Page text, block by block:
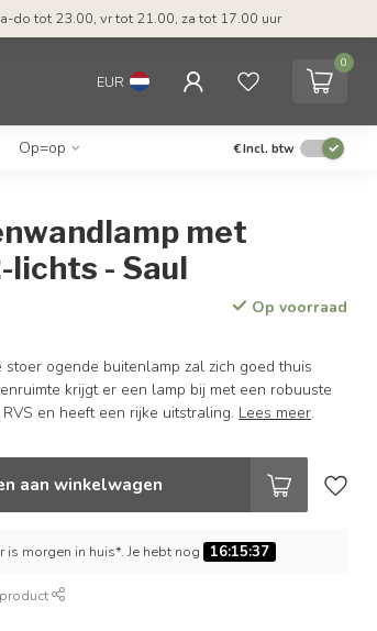
do tot 23.00, vr tot 21.00, za tot 17.00 uur
EUR
0
Op=op €Incl. btw
met
lichts - Saul
Op voorraad
ogende buitenlamp zal zich goed thuis
krijgt er een lamp bij met een robuuste
en heeft een rijke uitstraling. Lees meer.
aan winkelwagen
morgen in huis*. Je hebt nog 16:15:37